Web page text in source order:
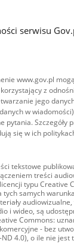
serwisu
www.gov.pl
z
jego
w
pytania. Szczegóły
się w ich
tekstowe
treści
typu Creative
tych samych
i wideo, są
Commons:
- bez
ND 4.0), o ile nie